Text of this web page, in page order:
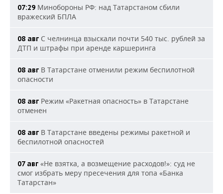
07:29 Минобороны РФ: над Татарстаном сбили
вражеский БПЛА
08 авг С челнинца взыскали почти 540 тыс. рублей за
ДТП и штрафы при аренде каршеринга
08 авг В Татарстане отменили режим беспилотной
опасности
08 авг Режим «Ракетная опасность» в Татарстане
отменен
08 авг В Татарстане введены режимы ракетной и
беспилотной опасностей
07 авг «Не взятка, а возмещение расходов!»: суд не
смог избрать меру пресечения для топа «Банка
Татарстан»